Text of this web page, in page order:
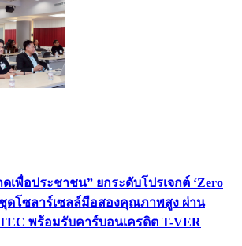
เพื่อประชาชน” ยกระดับโปรเจกต์ ‘Zero
ชุดโซลาร์เซลล์มือสองคุณภาพสูง ผ่าน
พร้อมรับคาร์บอนเครดิต T-VER